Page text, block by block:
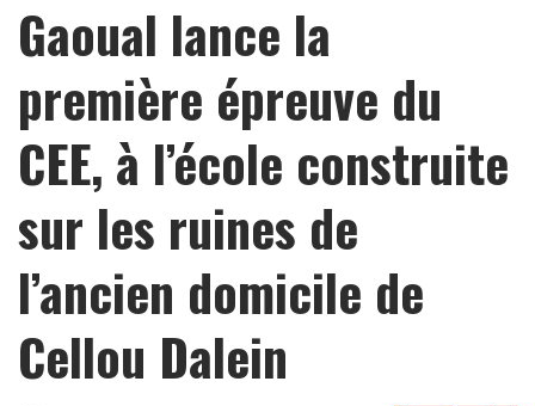
Gaoual lance la
première épreuve du
CEE, à l’école construite
sur les ruines de
l’ancien domicile de
Cellou Dalein